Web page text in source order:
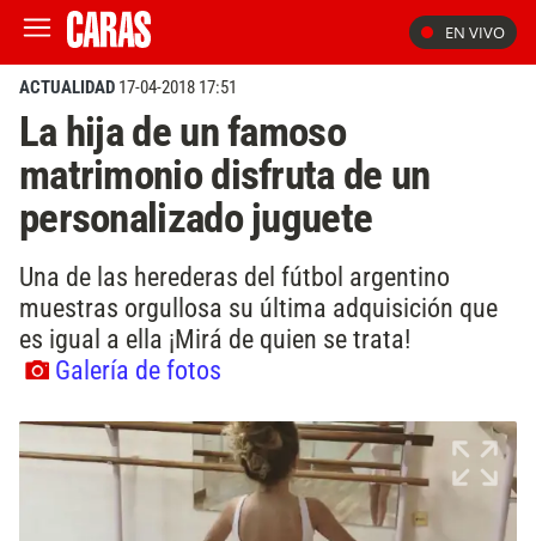
EN VIVO
ACTUALIDAD 17-04-2018 17:51
La hija de un famoso
matrimonio disfruta de un
personalizado juguete
Una de las herederas del fútbol argentino
muestras orgullosa su última adquisición que
es igual a ella ¡Mirá de quien se trata!
Galería de fotos